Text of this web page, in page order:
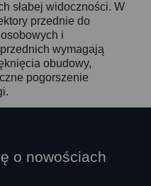
słabej widoczności. W
przednie do
i
wymagają
obudowy,
pogorszenie
o nowościach